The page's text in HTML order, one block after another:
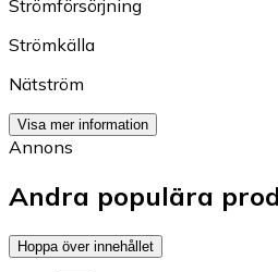
Strömförsörjning
Strömkälla
Nätström
Visa mer information
Annons
Andra populära
Hoppa över innehållet